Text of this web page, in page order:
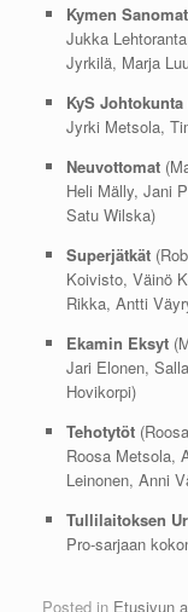
Kymen Sanomat
Jukka
Jyrkilä, Marja
KyS Johtokunta
Jyrki Metsola,
Neuvottomat
Heli Mälly, Jani
Satu Wilska)
Superjätkät
Koivisto, Väinö
Rikka, Antti
Ekamin Eksyt
Jari Elonen,
Hovikorpi)
Tehotytöt
Roosa Metsola,
Leinonen, Anni
Tullilaitoksen
Pro-sarjaan
Posted in Etusivun